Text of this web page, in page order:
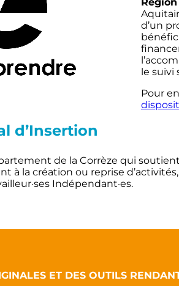
d’un
le suivi
Pour
d’Insertion
de la Corrèze qui
à la création ou reprise
Indépendant·es.
ET DES OUTILS